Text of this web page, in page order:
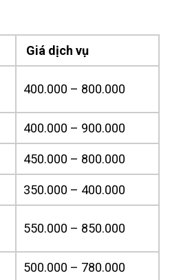
Giá dịch vụ
400.000 – 800.000
400.000 – 900.000
450.000 – 800.000
350.000 – 400.000
550.000 – 850.000
500.000 – 780.000